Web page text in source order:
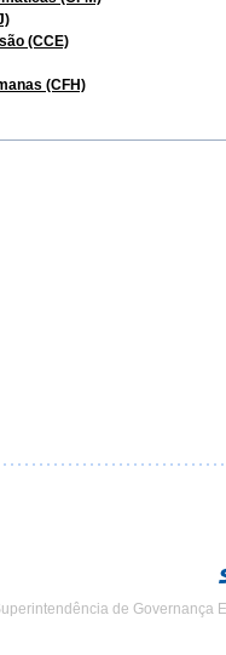
(CCE)
(CFH)
de Governança